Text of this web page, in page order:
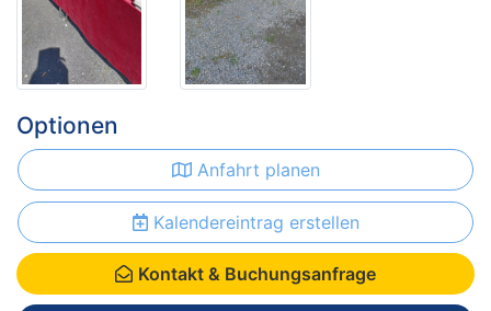
Optionen
Anfahrt planen
Kalendereintrag erstellen
Kontakt & Buchungsanfrage